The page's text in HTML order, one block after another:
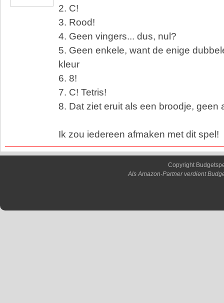
2. C!
3. Rood!
4. Geen vingers... dus, nul?
5. Geen enkele, want de enige
kleur
6. 8!
7. C! Tetris!
8. Dat ziet eruit als een broodje, geen
Ik zou iedereen afmaken met dit spel!
Copyright
Als Amazon-Partner verdient